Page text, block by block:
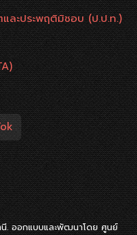
และประพฤติมิชอบ (ป.ป.ท.)
. ออกแบบและพัฒนาโดย ศูนย์